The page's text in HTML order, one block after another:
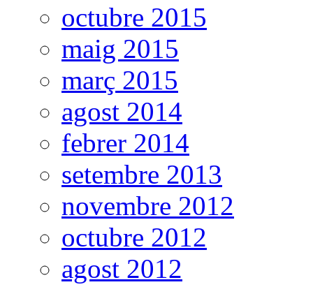
octubre 2015
maig 2015
març 2015
agost 2014
febrer 2014
setembre 2013
novembre 2012
octubre 2012
agost 2012